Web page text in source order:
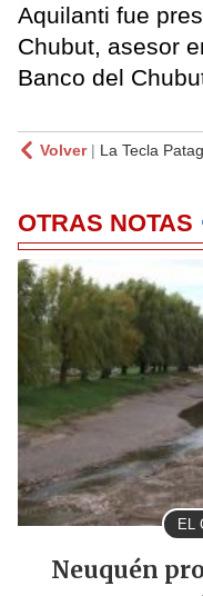
Aquilanti fue
Chubut, asesor
Banco del
Volver| La Tecla
OTRAS NOTAS
EL
Neuquén